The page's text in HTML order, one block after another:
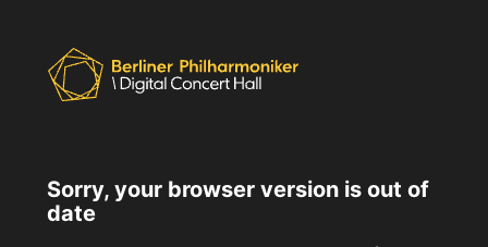
Sorry, your browser version is out of
date